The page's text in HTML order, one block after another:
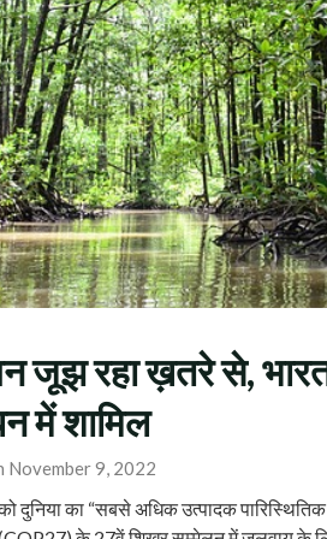
जूझ रहा ख़तरे से,
में शामिल
November 9, 2022
दुनिया का “सबसे अधिक उत्पादक